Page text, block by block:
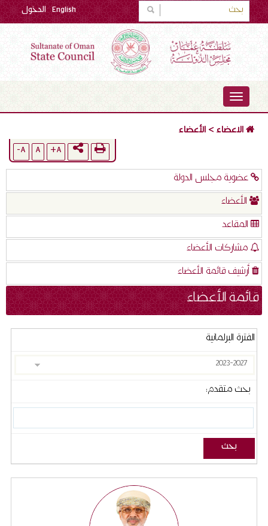
الدخول English
TOGGLE
NAVIGATION
الاعضاء>الأعضاء
A+
A
A-
عضوية مجلس الدولة
الأعضاء
المقاعد
مشاركات الأعضاء
أرشيف قائمة الأعضاء
قائمة الأعضاء
الفترة البرلمانية
بحث متقدم: